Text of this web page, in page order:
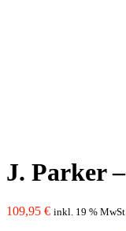
J. Parker
109,95 € inkl. 19 % MwSt.